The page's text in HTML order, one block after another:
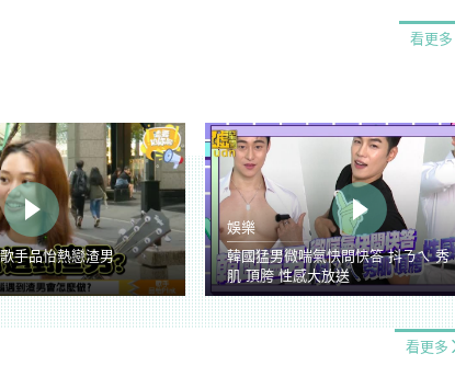
看更多
手品怡熱戀渣男
娛樂
韓國猛男微喘氣快問快答 抖ㄋㄟ 秀
肌 頂胯 性感大放送
看更多